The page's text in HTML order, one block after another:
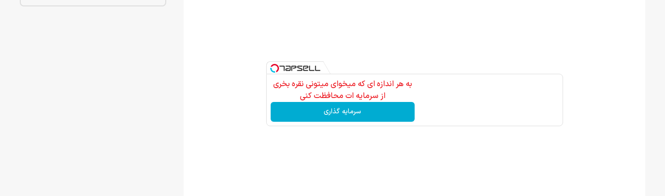
به هر اندازه ای که میخوای میتونی نقره بخری
از سرمایه ات محافظت کنی
سرمایه گذاری